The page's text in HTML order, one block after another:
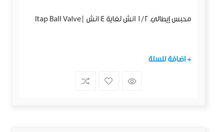
محبس إيطالي 1/2 انش لغاية 4 انش |Itap Ball Valve
+ اضافة للسلة